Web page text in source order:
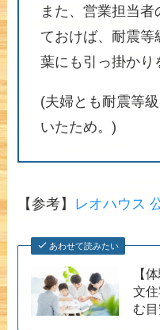
また、営業担当
ておけば、耐震
葉にも引っ掛かり
(夫婦とも耐震等
いたため。)
【参考】 レオハウス
あわせて読みたい
【
文
む目